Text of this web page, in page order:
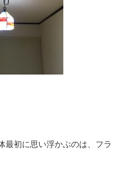
初に思い浮かぶのは、フラ